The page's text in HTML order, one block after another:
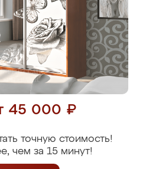
45 000 ₽
точную стоимость!
чем за 15 минут!